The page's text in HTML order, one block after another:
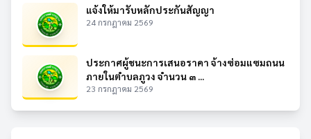
แจ้งให้มารับหลักประกันสัญญา
24 กรกฎาคม 2569
ประกาศผู้ชนะการเสนอราคา จ้างซ่อมแซมถนน
ภายในตำบลภูวง จำนวน ๓ ...
23 กรกฎาคม 2569